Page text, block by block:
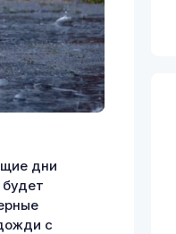
дни
с